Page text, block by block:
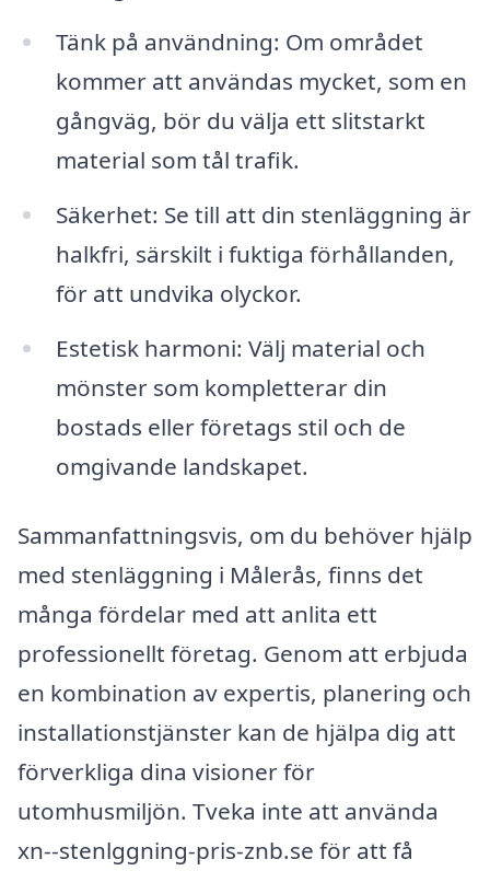
Tänk på användning: Om området
kommer att användas mycket, som en
gångväg, bör du välja ett slitstarkt
material som tål trafik.
Säkerhet: Se till att din stenläggning är
halkfri, särskilt i fuktiga förhållanden,
för att undvika olyckor.
Estetisk harmoni: Välj material och
mönster som kompletterar din
bostads eller företags stil och de
omgivande landskapet.
Sammanfattningsvis, om du behöver hjälp
med stenläggning i Målerås, finns det
många fördelar med att anlita ett
professionellt företag. Genom att erbjuda
en kombination av expertis, planering och
installationstjänster kan de hjälpa dig att
förverkliga dina visioner för
utomhusmiljön. Tveka inte att använda
xn--stenlggning-pris-znb.se för att få